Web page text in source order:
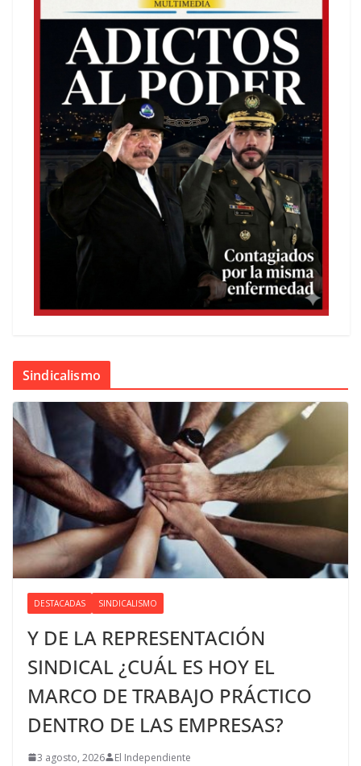
Sindicalismo
DESTACADAS SINDICALISMO
Y DE LA REPRESENTACIÓN
SINDICAL ¿CUÁL ES HOY EL
MARCO DE TRABAJO PRÁCTICO
DENTRO DE LAS EMPRESAS?
3 agosto, 2026 El Independiente